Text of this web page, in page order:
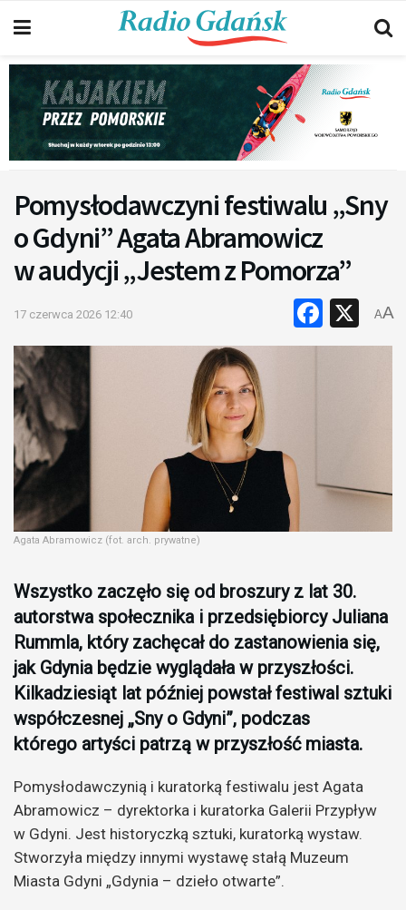
Pomysłodawczyni festiwalu „Sny
o Gdyni” Agata Abramowicz
w audycji „Jestem z Pomorza”
17 czerwca 2026 12:40 X
AA
Agata Abramowicz (fot. arch. prywatne)
Wszystko zaczęło się od broszury z lat 30.
autorstwa społecznika i przedsiębiorcy Juliana
Rummla, który zachęcał do zastanowienia się,
jak Gdynia będzie wyglądała w przyszłości.
Kilkadziesiąt lat później powstał festiwal sztuki
współczesnej „Sny o Gdyni”, podczas
którego artyści patrzą w przyszłość miasta.
Pomysłodawczynią i kuratorką festiwalu jest Agata
Abramowicz – dyrektorka i kuratorka Galerii Przypływ
w Gdyni. Jest historyczką sztuki, kuratorką wystaw.
Stworzyła między innymi wystawę stałą Muzeum
Miasta Gdyni „Gdynia – dzieło otwarte”.